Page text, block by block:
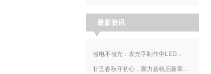
最新资讯
省电不省光：发光字制作中LED...
廿五春秋守初心，聚力扬帆启新章...